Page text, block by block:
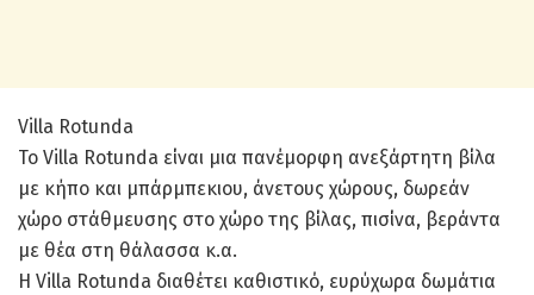
Villa Rotunda
Το Villa Rotunda είναι μια πανέμορφη ανεξάρτητη βίλα
με κήπο και μπάρμπεκιου, άνετους χώρους, δωρεάν
χώρο στάθμευσης στο χώρο της βίλας, πισίνα, βεράντα
με θέα στη θάλασσα κ.α.
Η Villa Rotunda διαθέτει καθιστικό, ευρύχωρα δωμάτια